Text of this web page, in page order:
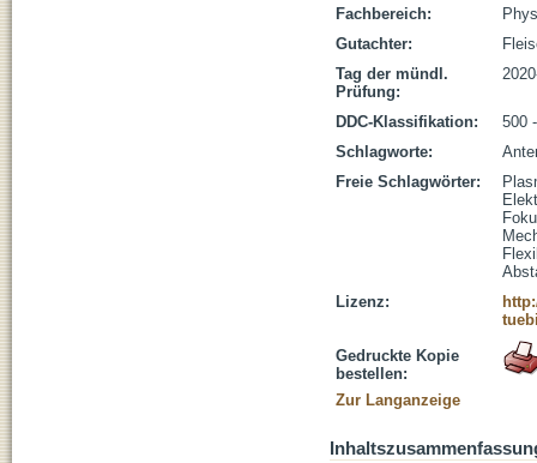
Fachbereich:
Gutachter:
Tag der mündl.
Prüfung:
DDC-Klassifikation:
500
Schlagworte:
Freie Schlagwörter:
Lizenz:
Gedruckte Kopie
bestellen:
Zur Langanzeige